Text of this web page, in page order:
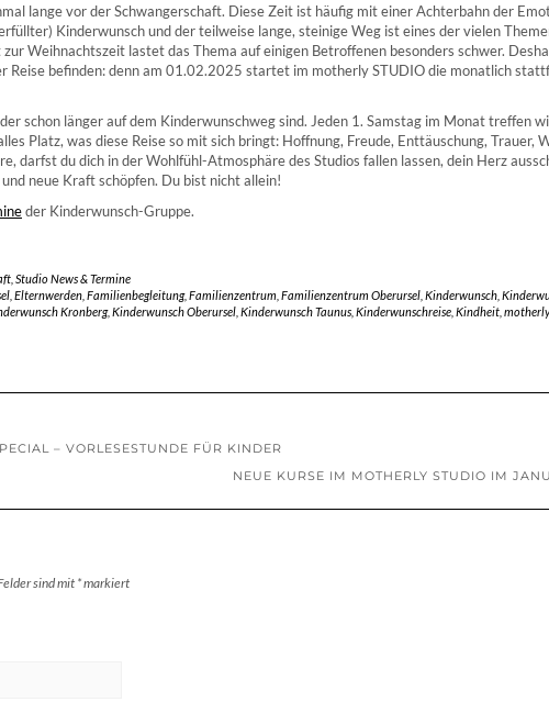
lange vor der Schwangerschaft. Diese Zeit ist häufig mit einer Achterbahn der
Kinderwunsch und der teilweise lange, steinige Weg ist eines der vielen
Weihnachtszeit lastet das Thema auf einigen Betroffenen besonders schwer.
Reise befinden: denn am 01.02.2025 startet im motherly STUDIO die monatlich
schon länger auf dem Kinderwunschweg sind. Jeden 1. Samstag im Monat treffen
Platz, was diese Reise so mit sich bringt: Hoffnung, Freude, Enttäuschung, Trauer,
darfst du dich in der Wohlfühl-Atmosphäre des Studios fallen lassen, dein Herz
neue Kraft schöpfen. Du bist nicht allein!
der Kinderwunsch-Gruppe.
, Studio News & Termine
, Elternwerden, Familienbegleitung, Familienzentrum Familienzentrum Oberursel, Kinderwunsch,
Kronberg, Kinderwunsch Oberursel Kinderwunsch Taunus Kinderwunschreise Kindheit
– VORLESESTUNDE FÜR KINDER
NEUE KURSE IM MOTHERLY STUDIO IM
sind mit*markiert